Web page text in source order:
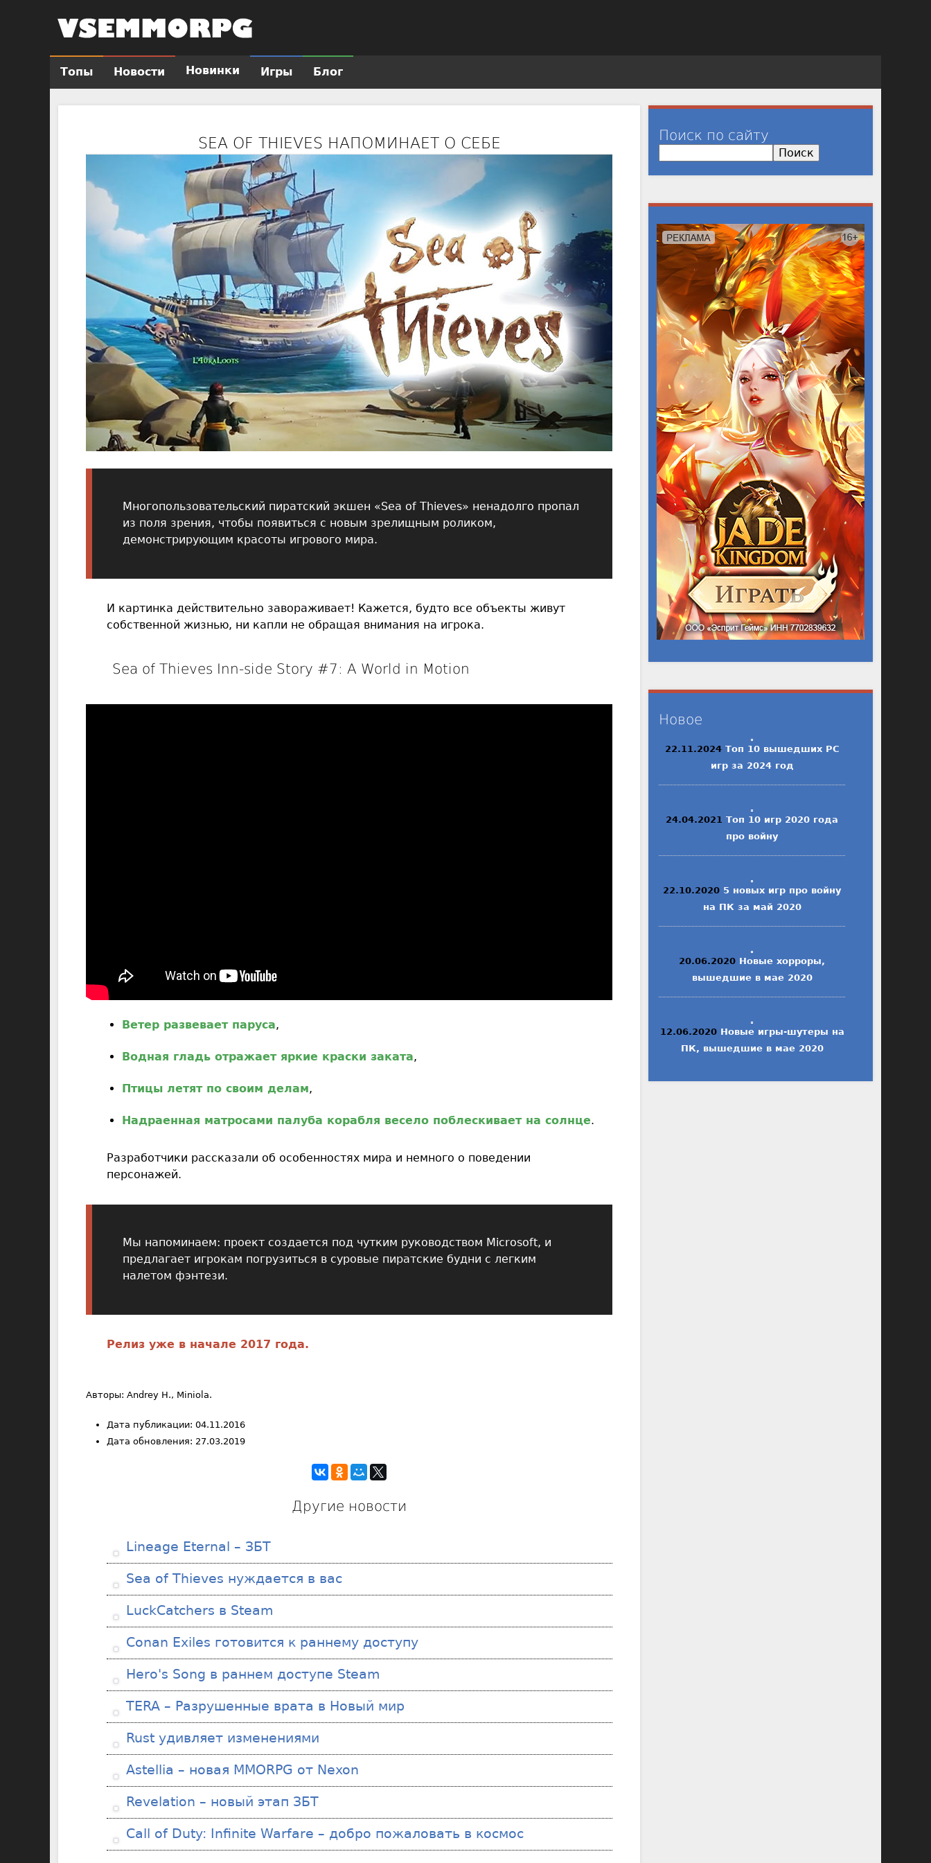
SEA OF THIEVES НАПОМИНАЕТ О СЕБЕ
Многопользовательский пиратский экшен «Sea of Thieves» ненадолго пропал
из поля зрения, чтобы появиться с новым зрелищным роликом,
демонстрирующим красоты игрового мира.
И картинка действительно завораживает! Кажется, будто все объекты живут
собственной жизнью, ни капли не обращая внимания на игрока.
Sea of Thieves Inn-side Story #7: A World in Motion
Ветер развевает паруса,
Водная гладь отражает яркие краски заката,
Птицы летят по своим делам,
Надраенная матросами палуба корабля весело поблескивает на солнце.
Разработчики рассказали об особенностях мира и немного о поведении
персонажей.
Мы напоминаем: проект создается под чутким руководством Microsoft, и
предлагает игрокам погрузиться в суровые пиратские будни с легким
налетом фэнтези.
Релиз уже в начале 2017 года.
Авторы: Andrey H., Miniola.
Дата публикации: 04.11.2016
Дата обновления: 27.03.2019
Другие новости
Lineage Eternal – ЗБТ
Sea of Thieves нуждается в вас
LuckCatchers в Steam
Conan Exiles готовится к раннему доступу
Hero's Song в раннем доступе Steam
TERA – Разрушенные врата в Новый мир
Rust удивляет изменениями
Astellia – новая MMORPG от Nexon
Revelation – новый этап ЗБТ
Call of Duty: Infinite Warfare – добро пожаловать в космос
л
Топы Новости Новинки Игры Блог
Поиск по сайту
с
Новое
22.11.2024 Топ 10 вышедших PC
игр за 2024 год
24.04.2021 Топ 10 игр 2020 года
про войну
22.10.2020 5 новых игр про войну
на ПК за май 2020
20.06.2020 Новые хорроры,
вышедшие в мае 2020
12.06.2020 Новые игры-шутеры на
ПК, вышедшие в мае 2020